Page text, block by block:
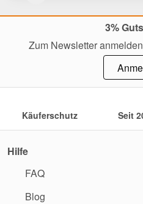
3%
Zum Newsletter
Käuferschutz Seit
Hilfe
FAQ
Blog